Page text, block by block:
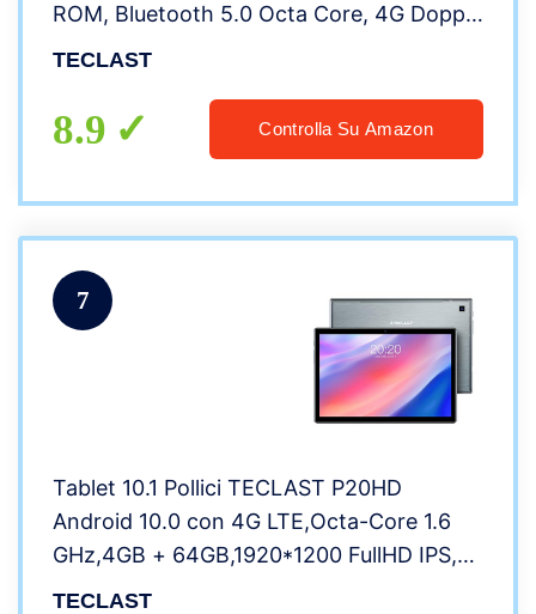
ROM, Bluetooth 5.0 Octa Core, 4G Doppia
SIM/SD, Type-C, 5.0 + 2.0MP Cámara,
TECLAST
8.9 Controlla Su Amazon
7
Tablet 10.1 Pollici TECLAST P20HD
Android 10.0 con 4G LTE,Octa-Core 1.6
GHz,4GB + 64GB,1920*1200 FullHD IPS,
2MP+5MP Doppia Fotocamera,GPS, WiFi,
TECLAST